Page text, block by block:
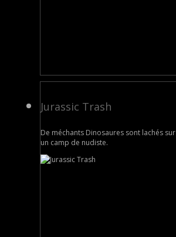
Jurassic Trash
De méchants Dinosaures sont lachés sur
un camp de nudiste.